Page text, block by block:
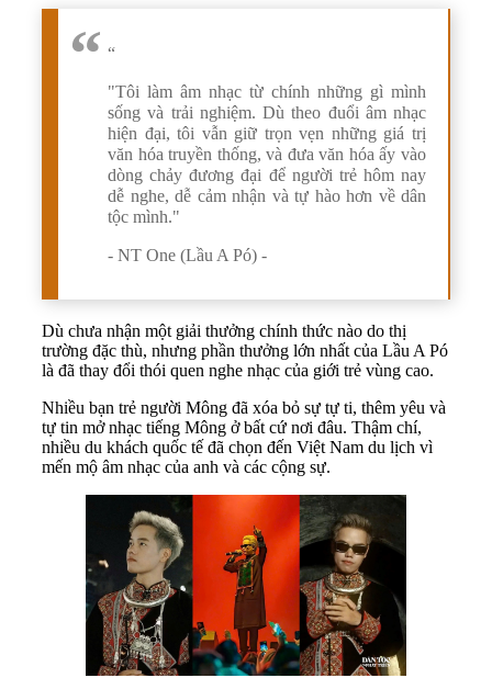
“
"Tôi làm âm nhạc từ chính những gì mình
sống và trải nghiệm. Dù theo đuổi âm nhạc
hiện đại, tôi vẫn giữ trọn vẹn những giá trị
văn hóa truyền thống, và đưa văn hóa ấy vào
dòng chảy đương đại để người trẻ hôm nay
dễ nghe, dễ cảm nhận và tự hào hơn về dân
tộc mình."
- NT One (Lầu A Pó) -
Dù chưa nhận một giải thưởng chính thức nào do thị
trường đặc thù, nhưng phần thưởng lớn nhất của Lầu A Pó
là đã thay đổi thói quen nghe nhạc của giới trẻ vùng cao.
Nhiều bạn trẻ người Mông đã xóa bỏ sự tự ti, thêm yêu và
tự tin mở nhạc tiếng Mông ở bất cứ nơi đâu. Thậm chí,
nhiều du khách quốc tế đã chọn đến Việt Nam du lịch vì
mến mộ âm nhạc của anh và các cộng sự.